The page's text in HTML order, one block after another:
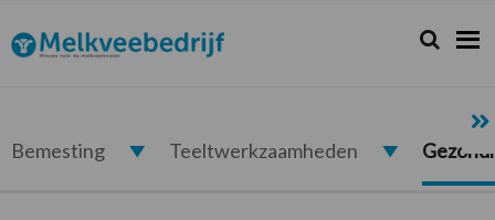
de
hoofdnavigatie
de
hoofd
de
voettekst
Melkveebedrijf.nl Zoeken...
Zoek
Bemesting Teeltwerkzaamheden